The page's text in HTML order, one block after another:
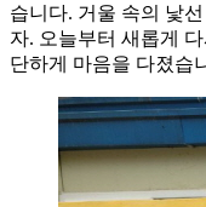
습니다. 거울 속의 낯
자. 오늘부터 새롭게
단하게 마음을 다졌습